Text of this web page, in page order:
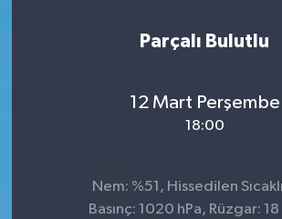
Parçalı Bulutlu
12 Mart Perşembe
18:00
Nem: %51, Hissedilen
Basınç: 1020 hPa, Rüzgar: